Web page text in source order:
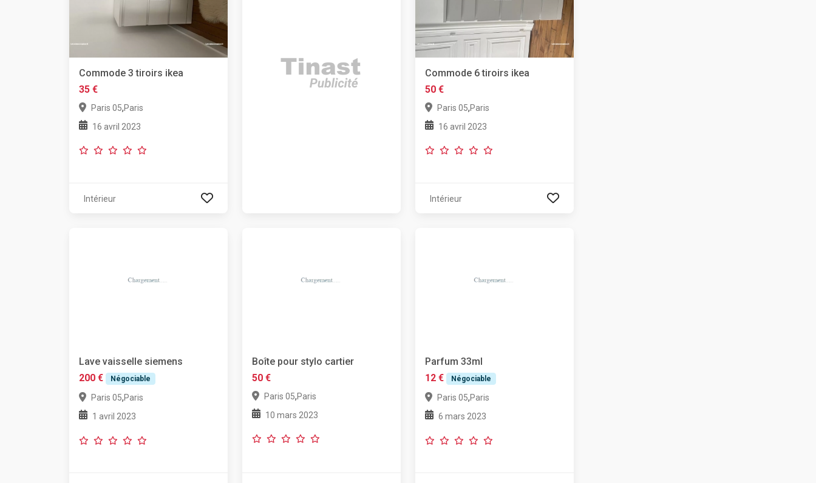
Commode 3 tiroirs ikea
35 €
Paris 05,Paris
16 avril 2023
Intérieur
Commode 6 tiroirs ikea
50 €
Paris 05,Paris
16 avril 2023
Intérieur
Lave vaisselle siemens
200 €
Négociable
Paris 05,Paris
1 avril 2023
Boîte pour stylo cartier
50 €
Paris 05,Paris
10 mars 2023
Parfum 33ml
12 €
Négociable
Paris 05,Paris
6 mars 2023